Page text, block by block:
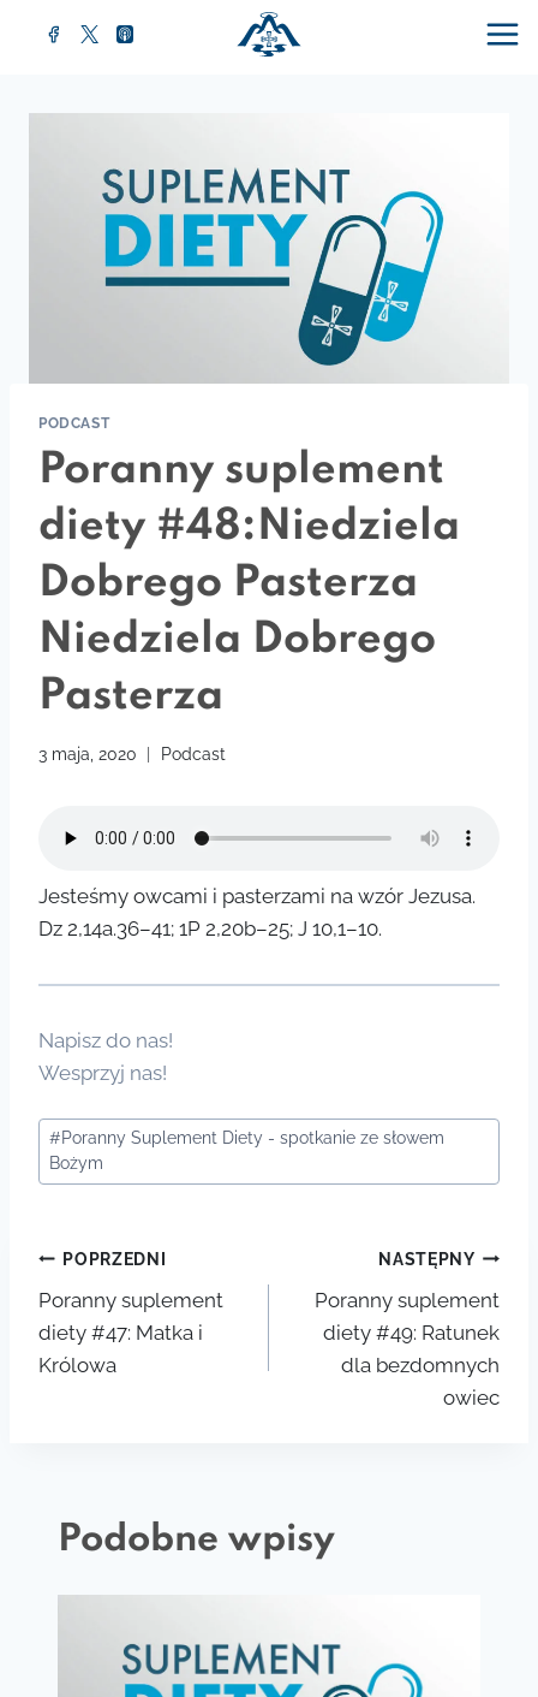
PODCAST
Poranny suplement
diety #48:Niedziela
Dobrego Pasterza
Niedziela Dobrego
Pasterza
3 maja, 2020 Podcast
Jesteśmy owcami i pasterzami na wzór Jezusa.
Dz 2,14a.36–41; 1P 2,20b–25; J 10,1–10.
Napisz do nas!
Wesprzyj nas!
Tagi
wpisu:
#Poranny Suplement Diety - spotkanie ze słowem
Bożym
Nawigacja
wpisu
POPRZEDNI
Poranny suplement
diety #47: Matka i
Królowa
NASTĘPNY
Poranny suplement
diety #49: Ratunek
dla bezdomnych
owiec
Podobne wpisy